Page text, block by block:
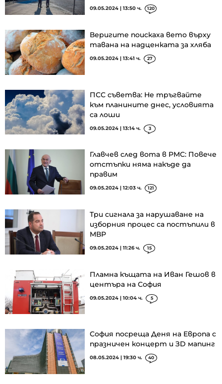
09.05.2024 | 13:50 ч. 120
Веригите поискаха вето върху
тавана на надценката за хляба
09.05.2024 | 13:41 ч. 27
ПСС съветва: Не тръгвайте
към планините днес, условията
са лоши
09.05.2024 | 13:14 ч. 3
Главчев след вота в РМС: Повече
отстъпки няма накъде да
правим
09.05.2024 | 12:03 ч. 121
Три сигнала за нарушаване на
изборния процес са постъпили в
МВР
09.05.2024 | 11:26 ч. 15
Пламна къщата на Иван Гешов в
центъра на София
09.05.2024 | 10:04 ч. 5
София посреща Деня на Европа с
празничен концерт и ЗD мапинг
08.05.2024 | 19:30 ч. 40